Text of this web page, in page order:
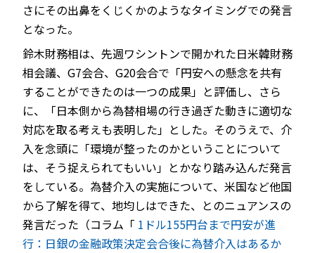
さにその出鼻をくじくかのようなタイミングでの発言
となった。
鈴木財務相は、先週ワシントンで開かれた日米韓財務
相会議、G7会合、G20会合で「円安への懸念を共有
することができたのは一つの成果」と評価し、さら
に、「日本側から為替相場の行き過ぎた動きに適切な
対応を取る考えも表明した」とした。そのうえで、介
入を念頭に「環境が整ったのかということについて
は、そう捉えられてもいい」とかなり踏み込んだ発言
をしている。為替介入の実施について、米国など他国
から了解を得て、地均しはできた、とのニュアンスの
発言だった（コラム「 1ドル155円台まで円安が進
行：日銀の金融政策決定会合後に為替介入はあるか